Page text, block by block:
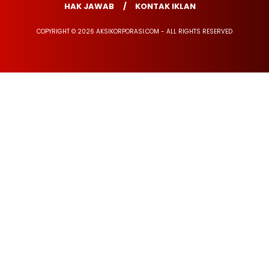
HAK JAWAB
KONTAK IKLAN
COPYRIGHT © 2026 AKSIKORPORASI.COM - ALL RIGHTS RESERVED